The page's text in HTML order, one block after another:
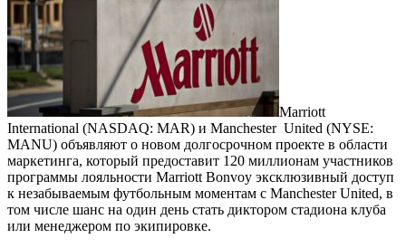
Marriott
International (NASDAQ: MAR) и Manchester United (NYSE:
MANU) объявляют о новом долгосрочном проекте в области
маркетинга, который предоставит 120 миллионам участников
программы лояльности Marriott Bonvoy эксклюзивный доступ
к незабываемым футбольным моментам с Manchester United, в
том числе шанс на один день стать диктором стадиона клуба
или менеджером по экипировке.